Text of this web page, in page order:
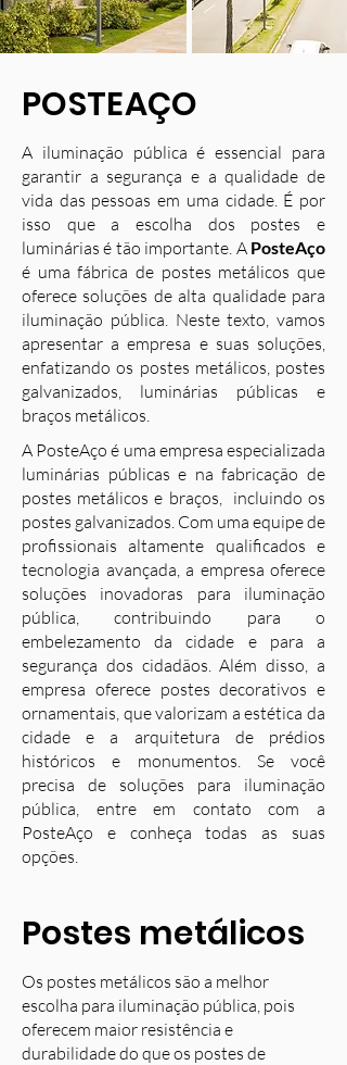
POSTEAÇO
A iluminação pública é essencial para
garantir a segurança e a qualidade de
vida das pessoas em uma cidade. É por
isso que a escolha dos postes e
luminárias é tão importante. A PosteAço
é uma fábrica de postes metálicos que
oferece soluções de alta qualidade para
iluminação pública. Neste texto, vamos
apresentar a empresa e suas soluções,
enfatizando os postes metálicos, postes
galvanizados, luminárias públicas e
braços metálicos.
A PosteAço é uma empresa especializada
luminárias públicas e na fabricação de
postes metálicos e braços, incluindo os
postes galvanizados. Com uma equipe de
profissionais altamente qualificados e
tecnologia avançada, a empresa oferece
soluções inovadoras para iluminação
pública, contribuindo para o
embelezamento da cidade e para a
segurança dos cidadãos. Além disso, a
empresa oferece postes decorativos e
ornamentais, que valorizam a estética da
cidade e a arquitetura de prédios
históricos e monumentos. Se você
precisa de soluções para iluminação
pública, entre em contato com a
PosteAço e conheça todas as suas
opções.
Postes metálicos
Os postes metálicos são a melhor
escolha para iluminação pública, pois
oferecem maior resistência e
durabilidade do que os postes de